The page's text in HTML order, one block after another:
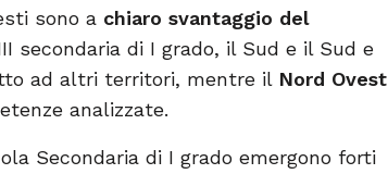
sono a chiaro svantaggio del
secondaria di I grado, il Sud e il Sud e
ad altri territori, mentre il Nord Ovest
analizzate.
Secondaria di I grado emergono forti